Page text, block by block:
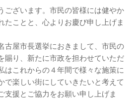
ざいます。市民の皆様には健やか
たことと、心よりお慶び申し上げま
屋市長選挙におきまして、市民の
賜り、新たに市政を担わせていただ
はこれからの４年間で様々な施策に
で楽しい街にしていきたいと考えて
支援とご協力をお願い申し上げま